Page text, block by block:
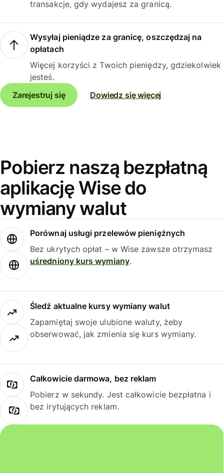
transakcje, gdy wydajesz za granicą.
Wysyłaj pieniądze za granicę, oszczędzaj na
opłatach
Więcej korzyści z Twoich pieniędzy, gdziekolwiek
jesteś.
Zarejestruj się
Dowiedz się więcej
Pobierz naszą bezpłatną
aplikację Wise do
wymiany walut
Porównaj usługi przelewów pieniężnych
Bez ukrytych opłat – w Wise zawsze otrzymasz
uśredniony kurs wymiany.
Śledź aktualne kursy wymiany walut
Zapamiętaj swoje ulubione waluty, żeby
obserwować, jak zmienia się kurs wymiany.
Całkowicie darmowa, bez reklam
Pobierz w sekundy. Jest całkowicie bezpłatna i
bez irytujących reklam.